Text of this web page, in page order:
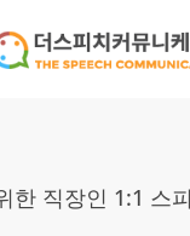
한 직장인 1:1 스